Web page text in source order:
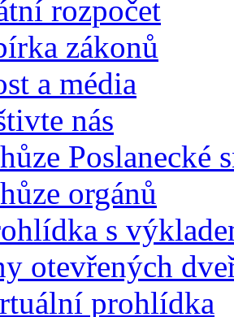
rozpočet
zákonů
a média
nás
Poslanecké
orgánů
s
otevřených
prohlídka